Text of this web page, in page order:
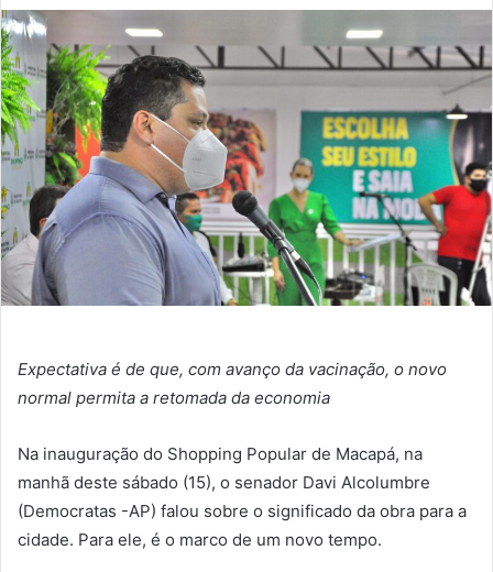
e-
mail
Expectativa é de que, com avanço da vacinação, o novo
normal permita a retomada da economia
Na inauguração do Shopping Popular de Macapá, na
manhã deste sábado (15), o senador Davi Alcolumbre
(Democratas -AP) falou sobre o significado da obra para a
cidade. Para ele, é o marco de um novo tempo.